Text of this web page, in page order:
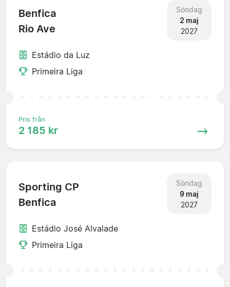
Benfica
Rio Ave
Söndag
2 maj
2027
Estádio da Luz
Primeira Liga
Pris från
2 185 kr
Sporting CP
Benfica
Söndag
9 maj
2027
Estádio José Alvalade
Primeira Liga